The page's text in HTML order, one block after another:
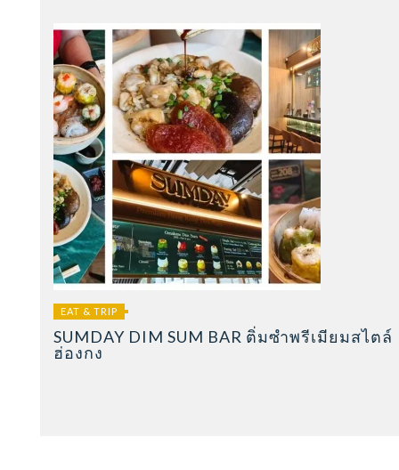
EAT & TRIP
SUMDAY DIM SUM BAR ติ่มซำพรีเมียมสไตล์
ฮ่องกง